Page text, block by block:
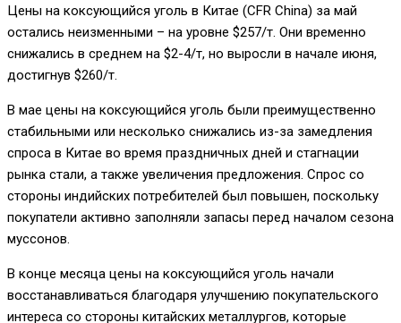
Цены на коксующийся уголь в Китае (CFR China) за май
остались неизменными – на уровне $257/т. Они временно
снижались в среднем на $2-4/т, но выросли в начале июня,
достигнув $260/т.
В мае цены на коксующийся уголь были преимущественно
стабильными или несколько снижались из-за замедления
спроса в Китае во время праздничных дней и стагнации
рынка стали, а также увеличения предложения. Спрос со
стороны индийских потребителей был повышен, поскольку
покупатели активно заполняли запасы перед началом сезона
муссонов.
В конце месяца цены на коксующийся уголь начали
восстанавливаться благодаря улучшению покупательского
интереса со стороны китайских металлургов, которые